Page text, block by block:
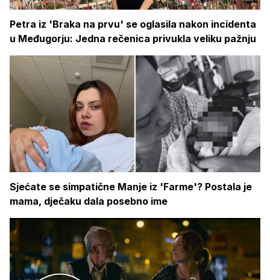
Petra iz 'Braka na prvu' se oglasila nakon incidenta
u Međugorju: Jedna rečenica privukla veliku pažnju
Sjećate se simpatične Manje iz 'Farme'? Postala je
mama, dječaku dala posebno ime